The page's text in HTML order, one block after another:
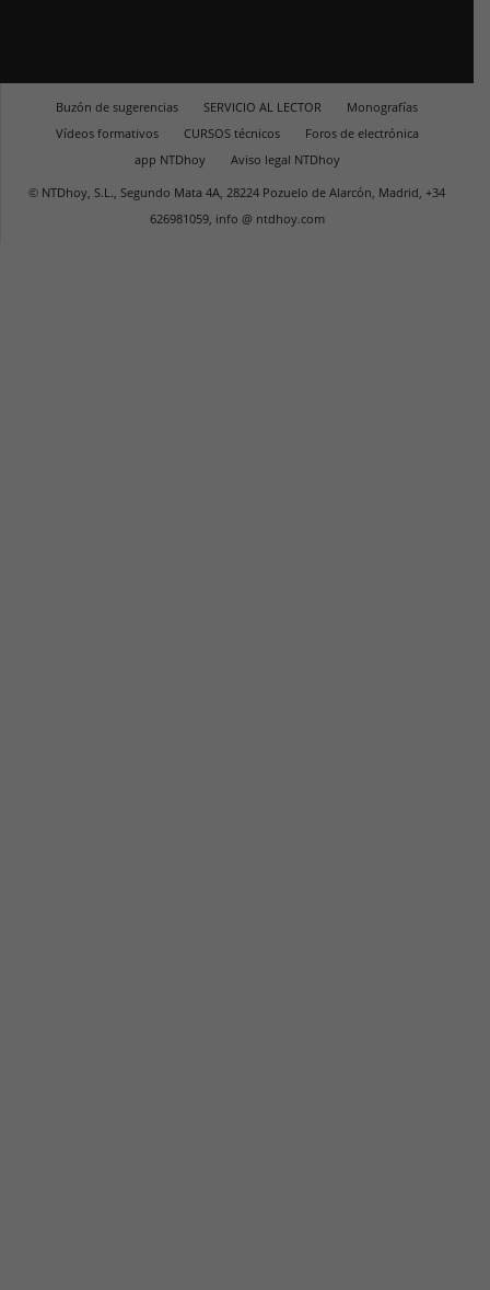
Buzón de sugerencias SERVICIO AL LECTOR
Monografías
Vídeos formativos
CURSOS técnicos
Foros de electrónica
app NTDhoy
Aviso legal NTDhoy
© NTDhoy, S.L., Segundo Mata 4A, 28224 Pozuelo de Alarcón, Madrid, +34
626981059, info @ ntdhoy.com